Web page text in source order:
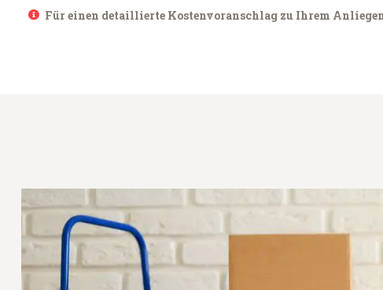
Für einen detaillierte Kostenvoranschlag zu Ihrem